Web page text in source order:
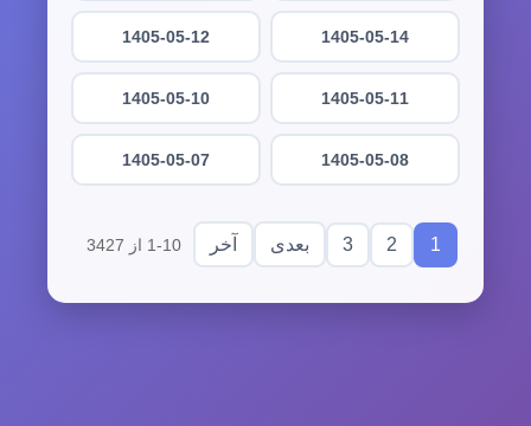
1405-05-14
1405-05-12
1405-05-11
1405-05-10
1405-05-08
1405-05-07
1
2
3 بعدی آخر 1-10 از 3427